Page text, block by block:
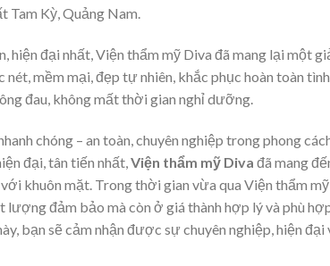
Tam Kỳ, Quảng Nam.
hiện đại nhất, Viện thẩm mỹ Diva đã mang lại một
mềm mại, đẹp tự nhiên, khắc phục hoàn toàn tình
đau, không mất thời gian nghỉ dưỡng.
chóng – an toàn, chuyên nghiệp trong phong
đại, tân tiến nhất,Viện thẩm mỹ Diva đã mang
khuôn mặt. Trong thời gian vừa qua Viện thẩm mỹ
đảm bảo mà còn ở giá thành hợp lý và phù
bạn sẽ cảm nhận được sự chuyên nghiệp, hiện đại